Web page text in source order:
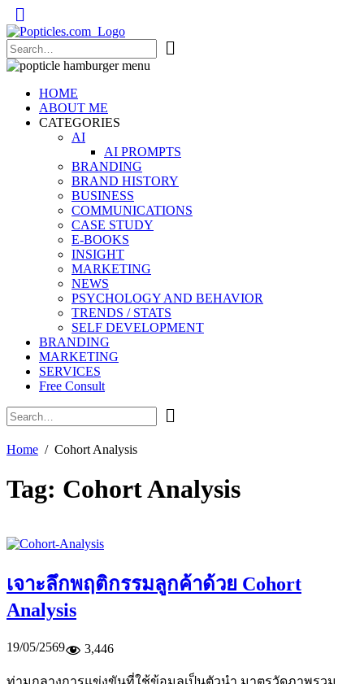
Popticles.com
HOME
ABOUT ME
CATEGORIES
AI
AI PROMPTS
BRANDING
BRAND HISTORY
BUSINESS
COMMUNICATIONS
CASE STUDY
E-BOOKS
INSIGHT
MARKETING
NEWS
PSYCHOLOGY AND BEHAVIOR
TRENDS / STATS
SELF DEVELOPMENT
BRANDING
MARKETING
SERVICES
Free Consult
Home Cohort Analysis
Tag: Cohort Analysis
เจาะลึกพฤติกรรมลูกค้าด้วย Cohort
Analysis
19/05/2569 3,446
ท่ามกลางการแข่งขันที่ใช้ข้อมูลเป็นตัวนำ มาตรวัดภาพรวม